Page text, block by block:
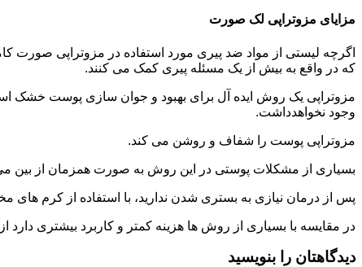
مزایای مزوتراپی لک صورت
اگرچه لیستی از مواد ضد پیری مورد استفاده در مزوتراپی صورت
که در واقع به بیش از یک مسئله پیری کمک می کنند.
مزوتراپی یک روش ایده آل برای بهبود و جوان سازی پوست خشک
وجود نخواهدداشت.
مزوتراپی پوست را شفاف و روشن می کند.
بسیاری از مشکلات پوستی در این روش به صورت همزمان از بین
پس از درمان نیازی به بستری شدن ندارید، با استفاده از کرم های
در مقایسه با بسیاری از روش ها هزینه کمتر و کاربرد بیشتری دارد
دیدگاهتان را بنویسید